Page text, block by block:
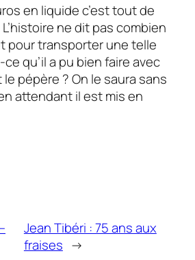
en liquide c’est tout de
ne dit pas combien
pour transporter une telle
ce qu’il a pu bien faire avec
pépère ? On le saura sans
attendant il est mis en
Jean Tibéri : 75 ans aux
fraises →